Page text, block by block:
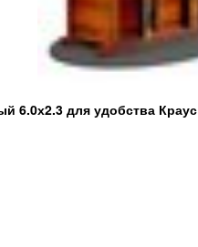
6.0х2.3 для удобства Краус